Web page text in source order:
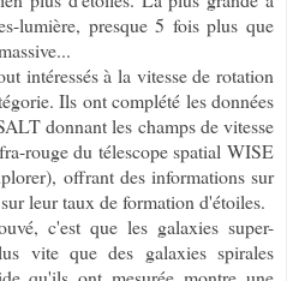
lumière, presque 5 fois plus que
intéressés à la vitesse de rotation
Ils ont complété les données
donnant les champs de vitesse
rouge du télescope spatial WISE
offrant des informations sur
leur taux de formation d'étoiles.
c'est que les galaxies super-
vite que des galaxies spirales